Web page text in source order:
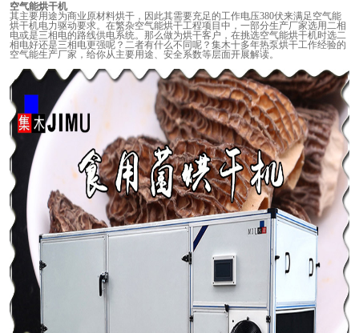
空气能烘干机
其主要用途为商业原材料烘干，因此其需要充足的工作电压380伏来满足空气能
烘干机电力驱动要求。在繁杂空气能烘干工程项目中，一部分生产厂家选用二相
电或是三相电的路线供电系统。那么做为烘干客户，在挑选空气能烘干机时选二
相电好还是三相电更强呢？二者有什么不同呢？集木十多年热泵烘干工作经验的
空气能生产厂家，给你从主要用途、安全系数等层面开展解读。